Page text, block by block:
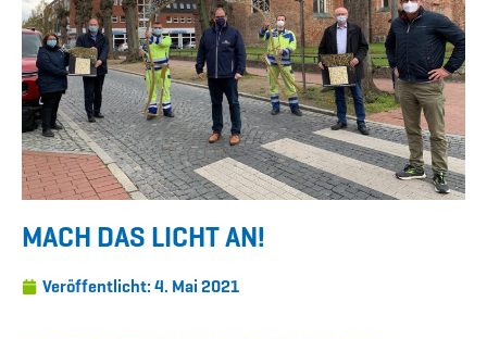
MACH DAS LICHT AN!
Veröffentlicht:4. Mai 2021